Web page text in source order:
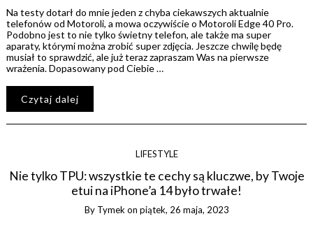
Na testy dotarł do mnie jeden z chyba ciekawszych aktualnie
telefonów od Motoroli, a mowa oczywiście o Motoroli Edge 40 Pro.
Podobno jest to nie tylko świetny telefon, ale także ma super
aparaty, którymi można zrobić super zdjęcia. Jeszcze chwilę będę
musiał to sprawdzić, ale już teraz zapraszam Was na pierwsze
wrażenia. Dopasowany pod Ciebie …
Czytaj dalej
LIFESTYLE
Nie tylko TPU: wszystkie te cechy są kluczwe, by Twoje
etui na iPhone’a 14 było trwałe!
By Tymek on piątek, 26 maja, 2023